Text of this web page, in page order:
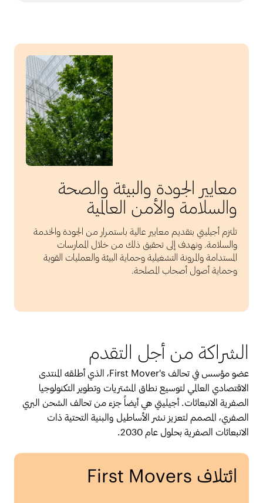
معايير الجودة والبيئة والصحة
والسلامة والأمن العالمية
تلتزم أجيليتي بتقديم معايير عالية باستمرار من الجودة والخدمة
والسلامة. ونهدف إلى تحقيق ذلك من خلال الممارسات
المستدامة والمرونة التشغيلية وحماية البيئة والعمليات القوية
وحماية أصول أصحاب المصلحة.
الشراكة من أجل التقدم
عضو مؤسس في تحالف First Mover's، الذي أطلقه المنتدى
الاقتصادي العالمي لتوسيع نطاق المشتريات وتطوير التكنولوجيا
الصفرية الانبعاثات. أجيليتي هي أيضاً جزء من تحالف الشحن البري
الصفري، المصمم لتعزيز نشر الأساطيل والبنية التحتية ذات
الانبعاثات الصفرية بحلول عام 2030.
ائتلاف First Movers